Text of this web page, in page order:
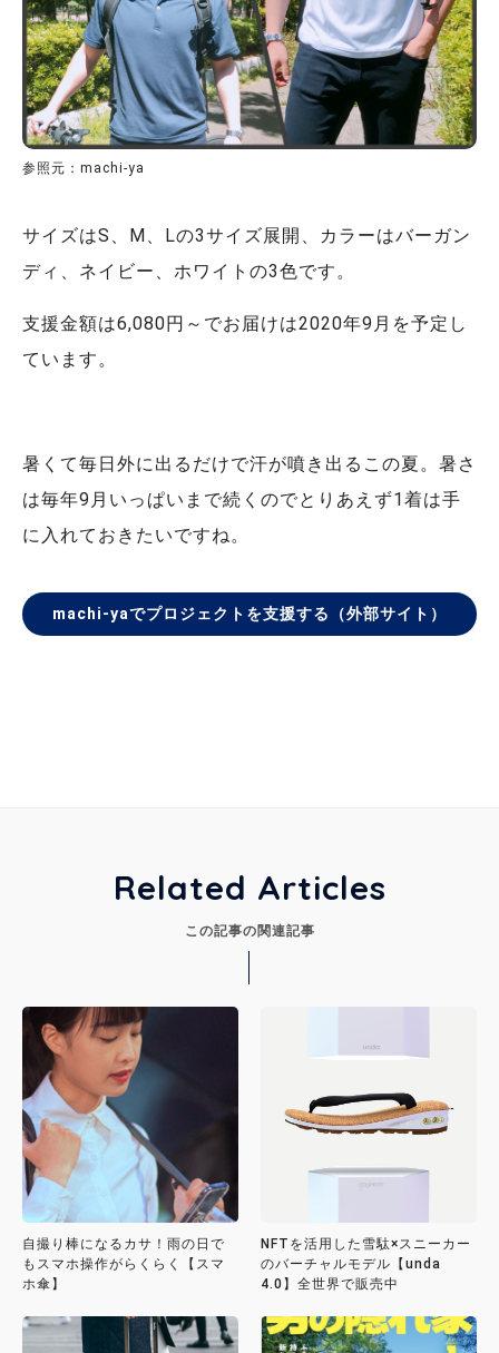
参照元：machi-ya
サイズはS、M、Lの3サイズ展開、カラーはバーガン
ディ、ネイビー、ホワイトの3色です。
支援金額は6,080円～でお届けは2020年9月を予定し
ています。
暑くて毎日外に出るだけで汗が噴き出るこの夏。暑さ
は毎年9月いっぱいまで続くのでとりあえず1着は手
に入れておきたいですね。
machi-yaでプロジェクトを支援する（外部サイト）
Related Articles
この記事の関連記事
自撮り棒になるカサ！雨の日で
もスマホ操作がらくらく【スマ
ホ傘】
NFTを活用した雪駄×スニーカー
のバーチャルモデル【unda
4.0】全世界で販売中